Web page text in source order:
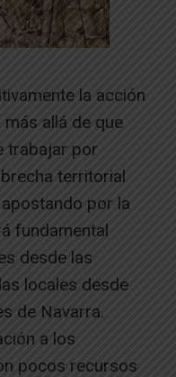
la acción
allá de que
trabajar por
territorial
por la
fundamental
desde las
locales desde
de Navarra.
a los
pocos recursos